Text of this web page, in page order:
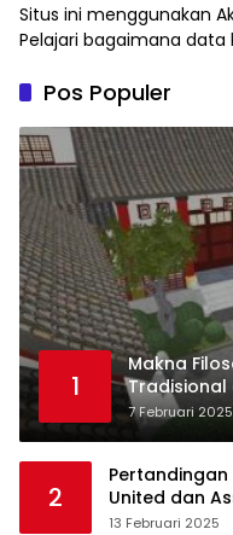
Situs ini menggunakan
Pelajari bagaimana
Pos Populer
1
Makna
Tradisional
7 Februari 2025
2
Pertandingan
United dan
13 Februari 2025